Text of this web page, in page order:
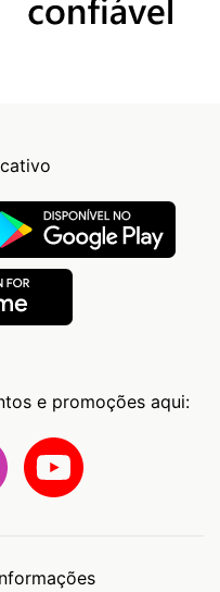
e promoções aqui: